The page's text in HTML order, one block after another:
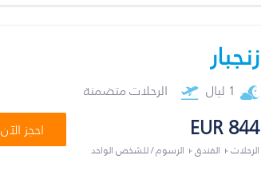
زنجبار
1 ليال الرحلات متضمنة
EUR 844
الرحلات + الفندق + الرسوم / للشخص الواحد
احجز الآن